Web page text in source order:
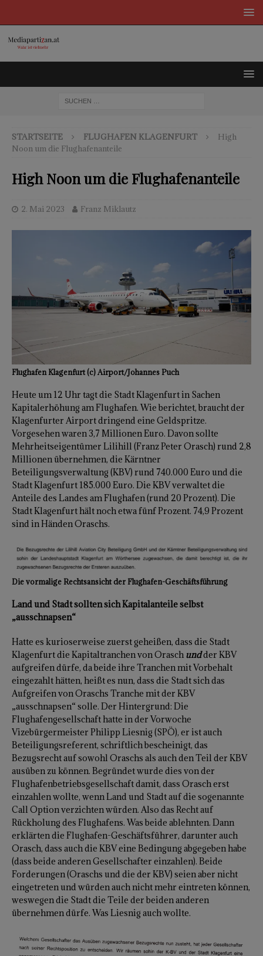
STARTSEITE FLUGHAFEN KLAGENFURT
High
Noon um die Flughafenanteile
High Noon um die Flughafenanteile
2. Mai 2023 Franz Miklautz
Flughafen Klagenfurt (c) Airport/Johannes Puch
Heute um 12 Uhr tagt die Stadt Klagenfurt in Sachen
Kapitalerhöhung am Flughafen. Wie berichtet, braucht der
Klagenfurter Airport dringend eine Geldspritze.
Vorgesehen waren 3,7 Millionen Euro. Davon sollte
Mehrheitseigentümer Lilihill (Franz Peter Orasch) rund 2,8
Millionen übernehmen, die Kärntner
Beteiligungsverwaltung (KBV) rund 740.000 Euro und die
Stadt Klagenfurt 185.000 Euro. Die KBV verwaltet die
Anteile des Landes am Flughafen (rund 20 Prozent). Die
Stadt Klagenfurt hält noch etwa fünf Prozent. 74,9 Prozent
sind in Händen Oraschs.
Die vormalige Rechtsansicht der Flughafen-Geschäftsführung
Land und Stadt sollten sich Kapitalanteile selbst
„ausschnapsen“
Hatte es kurioserweise zuerst geheißen, dass die Stadt
Klagenfurt die Kapitaltranchen von Orasch undder KBV
aufgreifen dürfe, da beide ihre Tranchen mit Vorbehalt
eingezahlt hätten, heißt es nun, dass die Stadt sich das
Aufgreifen von Oraschs Tranche mit der KBV
„ausschnapsen“ solle. Der Hintergrund: Die
Flughafengesellschaft hatte in der Vorwoche
Vizebürgermeister Philipp Liesnig (SPÖ), er ist auch
Beteiligungsreferent, schriftlich bescheinigt, das
Bezugsrecht auf sowohl Oraschs als auch den Teil der KBV
ausüben zu können. Begründet wurde dies von der
Flughafenbetriebsgesellschaft damit, dass Orasch erst
einzahlen wollte, wenn Land und Stadt auf die sogenannte
Call Option verzichten würden. Also das Recht auf
Rückholung des Flughafens. Was beide ablehnten. Dann
erklärten die Flughafen-Geschäftsführer, darunter auch
Orasch, dass auch die KBV eine Bedingung abgegeben habe
(dass beide anderen Gesellschafter einzahlen). Beide
Forderungen (Oraschs und die der KBV) seien aber nicht
eingetreten und würden auch nicht mehr eintreten können,
weswegen die Stadt die Teile der beiden anderen
übernehmen dürfe. Was Liesnig auch wollte.